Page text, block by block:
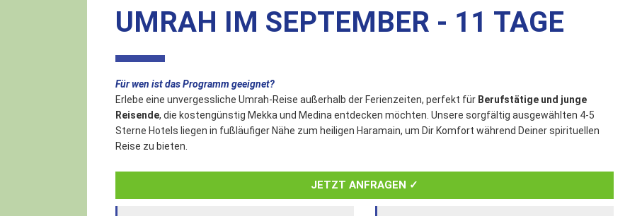
UMRAH IM SEPTEMBER - 11 TAGE
Für wen ist das Programm geeignet?
Erlebe eine unvergessliche Umrah-Reise außerhalb der Ferienzeiten, perfekt für Berufstätige und junge
Reisende, die kostengünstig Mekka und Medina entdecken möchten. Unsere sorgfältig ausgewählten 4-5
Sterne Hotels liegen in fußläufiger Nähe zum heiligen Haramain, um Dir Komfort während Deiner spirituellen
Reise zu bieten.
JETZT ANFRAGEN ✓